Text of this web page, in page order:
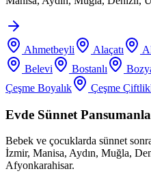
Ahmetbeyli Alaçatı
Belevi
Bostanlı
Çeşme Boyalık
Çeşme
Evde Sünnet
Bebek ve çocuklarda sünnet
İzmir, Manisa, Aydın, Muğla,
Afyonkarahisar.